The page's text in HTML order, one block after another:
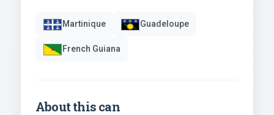
Martinique Guadeloupe
French Guiana
About this can